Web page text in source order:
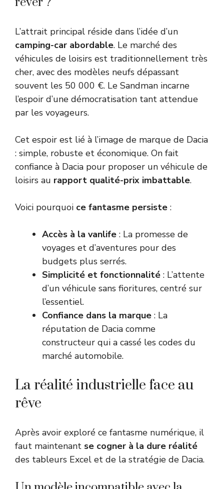
L’attrait principal réside dans l’idée d’un
camping-car abordable. Le marché des
véhicules de loisirs est traditionnellement très
cher, avec des modèles neufs dépassant
souvent les 50 000 €. Le Sandman incarne
l’espoir d’une démocratisation tant attendue
par les voyageurs.
Cet espoir est lié à l’image de marque de Dacia
: simple, robuste et économique. On fait
confiance à Dacia pour proposer un véhicule de
loisirs au rapport qualité-prix imbattable.
Voici pourquoi ce fantasme persiste :
Accès à la vanlife : La promesse de
voyages et d’aventures pour des
budgets plus serrés.
Simplicité et fonctionnalité : L’attente
d’un véhicule sans fioritures, centré sur
l’essentiel.
Confiance dans la marque : La
réputation de Dacia comme
constructeur qui a cassé les codes du
marché automobile.
La réalité industrielle face au
rêve
Après avoir exploré ce fantasme numérique, il
faut maintenant se cogner à la dure réalité
des tableurs Excel et de la stratégie de Dacia.